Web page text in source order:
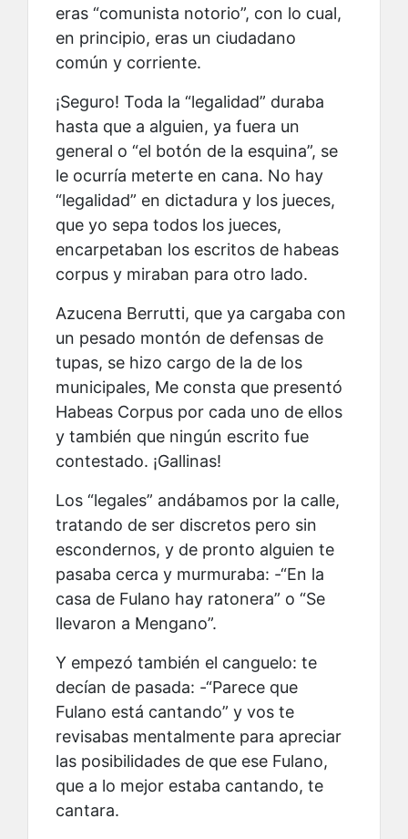
eras “comunista notorio”, con lo cual,
en principio, eras un ciudadano
común y corriente.
¡Seguro! Toda la “legalidad” duraba
hasta que a alguien, ya fuera un
general o “el botón de la esquina”, se
le ocurría meterte en cana. No hay
“legalidad” en dictadura y los jueces,
que yo sepa todos los jueces,
encarpetaban los escritos de habeas
corpus y miraban para otro lado.
Azucena Berrutti, que ya cargaba con
un pesado montón de defensas de
tupas, se hizo cargo de la de los
municipales, Me consta que presentó
Habeas Corpus por cada uno de ellos
y también que ningún escrito fue
contestado. ¡Gallinas!
Los “legales” andábamos por la calle,
tratando de ser discretos pero sin
escondernos, y de pronto alguien te
pasaba cerca y murmuraba: -“En la
casa de Fulano hay ratonera” o “Se
llevaron a Mengano”.
Y empezó también el canguelo: te
decían de pasada: -“Parece que
Fulano está cantando” y vos te
revisabas mentalmente para apreciar
las posibilidades de que ese Fulano,
que a lo mejor estaba cantando, te
cantara.